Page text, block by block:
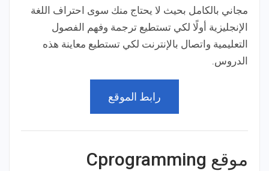
مجاني بالكامل بحيث لا يحتاج منك سوى احتراف اللغة
الإنجليزية أولًا لكي تستطيع ترجمة وفهم الفصول
التعليمية واتصال بالإنترنت لكي تستطيع معاينة هذه
الدروس.
رابط الموقع
موقع Cprogramming